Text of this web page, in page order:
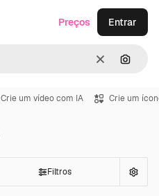
Limpar
Preços Entrar
Crie um vídeo com IA Crie um
Filtros